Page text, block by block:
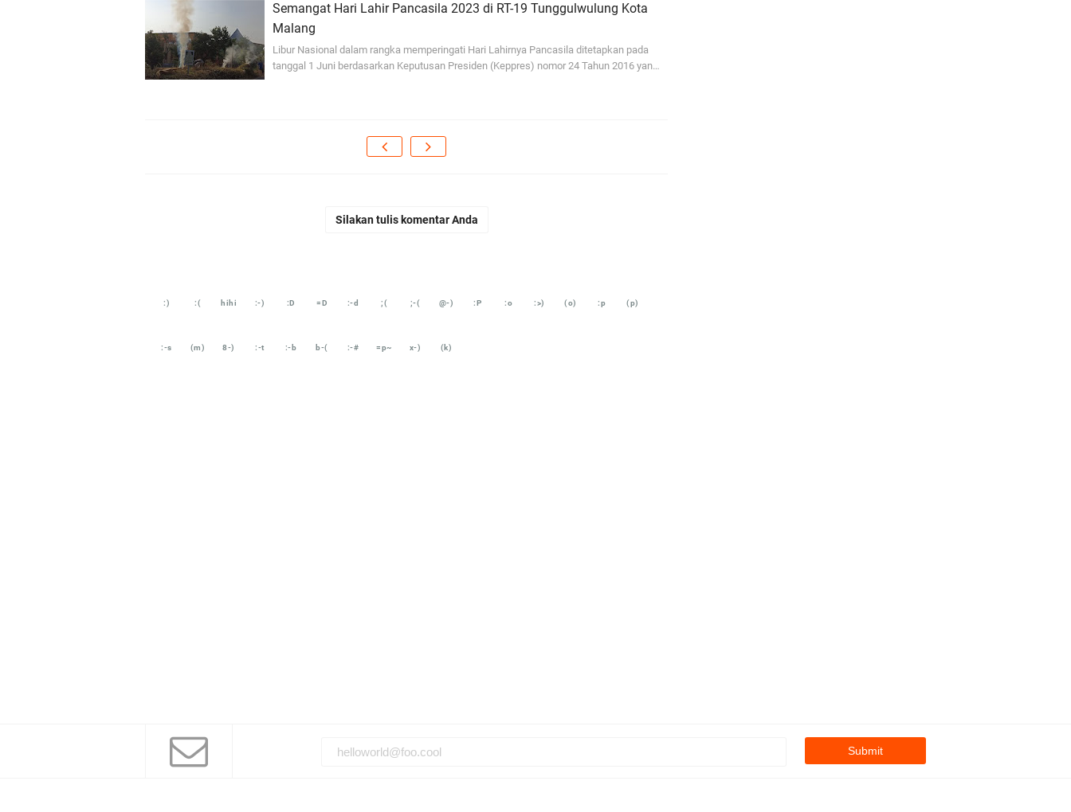
Semangat Hari Lahir Pancasila 2023 di RT-19 Tunggulwulung Kota
Malang
Libur Nasional dalam rangka memperingati Hari Lahirnya Pancasila ditetapkan pada
tanggal 1 Juni berdasarkan Keputusan Presiden (Keppres) nomor 24 Tahun 2016 yan…
Silakan tulis komentar Anda
:) :( hihi :-) :D =D :-d ;( ;-( @-) :P :o :>) (o) :p (p)
:-s (m) 8-) :-t :-b b-( :-# =p~ x-) (k)